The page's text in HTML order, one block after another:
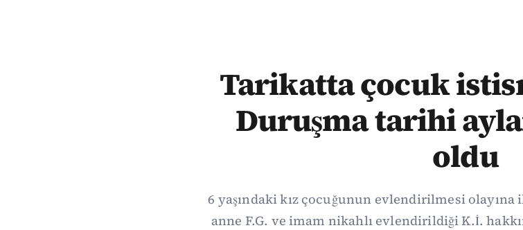
Tarikatta çocuk
Duruşma tarihi
oldu
6 yaşındaki kız çocuğunun evlendirilmesi olayına
anne F.G. ve imam nikahlı evlendirildiği K.İ.